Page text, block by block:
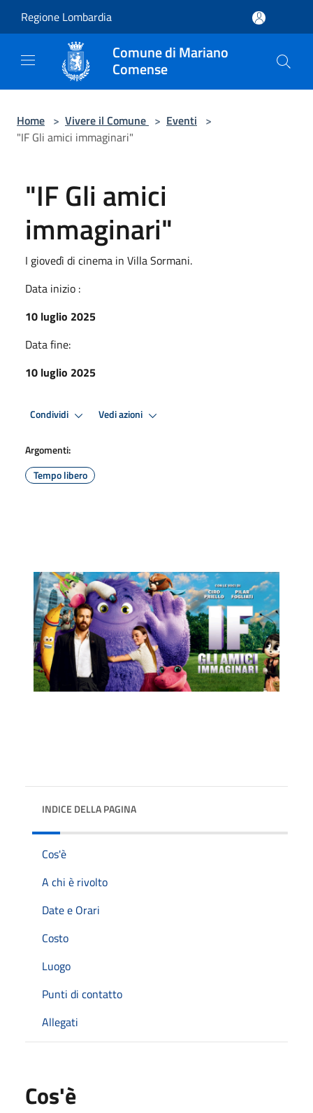
Regione Lombardia
Comune di Mariano
Comense
Home > Vivere il Comune > Eventi >
"IF Gli amici immaginari"
"IF Gli amici
immaginari"
I giovedì di cinema in Villa Sormani.
Data inizio :
10 luglio 2025
Data fine:
10 luglio 2025
Condividi Vedi azioni
Argomenti:
Tempo libero
INDICE DELLA PAGINA
Cos'è
A chi è rivolto
Date e Orari
Costo
Luogo
Punti di contatto
Allegati
Cos'è